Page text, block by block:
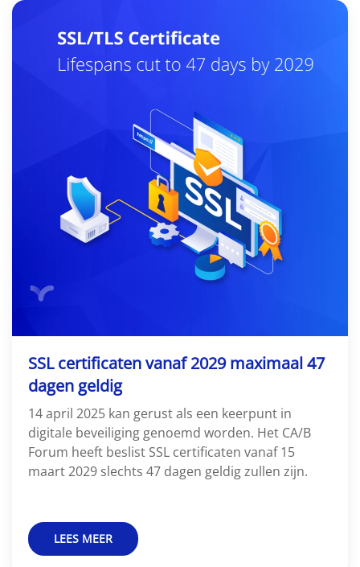
SSL certificaten vanaf 2029 maximaal 47
dagen geldig
14 april 2025 kan gerust als een keerpunt in
digitale beveiliging genoemd worden. Het CA/B
Forum heeft beslist SSL certificaten vanaf 15
maart 2029 slechts 47 dagen geldig zullen zijn.
LEES MEER